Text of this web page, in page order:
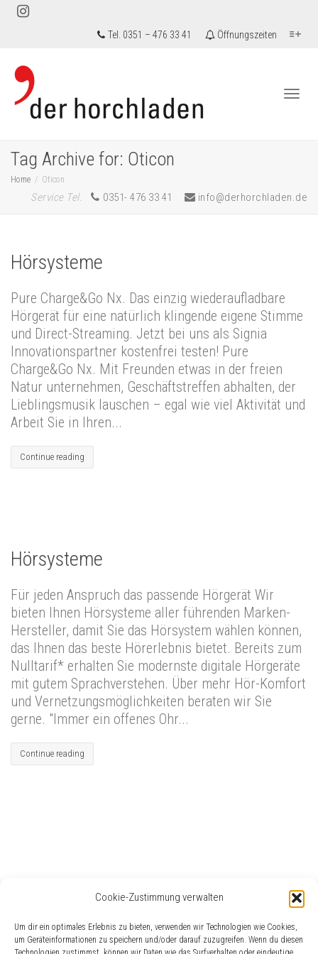
Cookie-Zustimmung verwalten
Um dir ein optimales Erlebnis zu bieten, verwenden wir Technologien wie Cookies,
um Geräteinformationen zu speichern und/oder darauf zuzugreifen. Wenn du diesen
Tel. 0351 – 476 33 41 Öffnungszeiten
Tag Archive for: Oticon
Home Oticon
Service Tel. 0351- 476 33 41 info@derhorchladen.de
Hörsysteme
Pure Charge&Go Nx. Das einzig wiederaufladbare
Hörgerät für eine natürlich klingende eigene Stimme
und Direct-Streaming. Jetzt bei uns als Signia
Innovationspartner kostenfrei testen! Pure
Charge&Go Nx. Mit Freunden etwas in der freien
Natur unternehmen, Geschäftstreffen abhalten, der
Lieblingsmusik lauschen – egal wie viel Aktivität und
Arbeit Sie in Ihren...
Continue reading
Hörsysteme
Für jeden Anspruch das passende Hörgerät Wir
bieten Ihnen Hörsysteme aller führenden Marken-
Hersteller, damit Sie das Hörsystem wählen können,
das Ihnen das beste Hörerlebnis bietet. Bereits zum
Nulltarif* erhalten Sie modernste digitale Hörgeräte
mit gutem Sprachverstehen. Über mehr Hör-Komfort
und Vernetzungsmöglichkeiten beraten wir Sie
gerne. "Immer ein offenes Ohr...
Continue reading
Eislingen Akku EUHA Buchempfehlung Gehörschaden Geschenke für Schwerhörige